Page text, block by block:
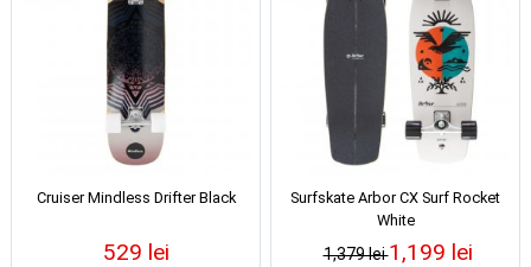
Cruiser Mindless Drifter Black
529 lei
Surfskate Arbor CX Surf Rocket
White
1,379 lei1,199 lei